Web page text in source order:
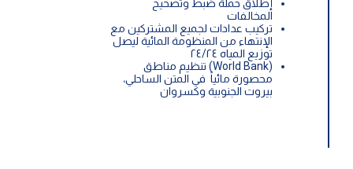
إطلاق حملة ضبط وتصحيح
المخالفات
تركيب عدادات لجميع المشتركين مع
الإنتهاء من المنظومة المائية ليصل
توزيع المياه ٢٤/٢٤
(World Bank) تنظيم مناطق
محصورة مائياً في المتن الساحلي،
بيروت الجنوبية وكسروان